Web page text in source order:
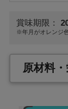
賞味期限：
※年月がオレンジ
原材料